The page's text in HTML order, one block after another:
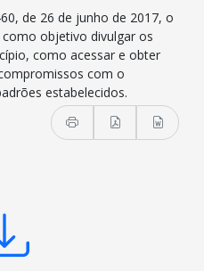
de 26 de junho de 2017, o
objetivo divulgar os
como acessar e obter
com o
estabelecidos.